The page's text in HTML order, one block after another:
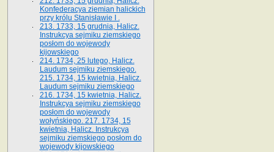
Konfederacya ziemian halickich
przy królu Stanisławie I .
213. 1733, 15 grudnia, Halicz.
Instrukcya sejmiku ziemskiego
posłom do wojewody
kijowskiego
214. 1734, 25 lutego, Halicz.
Laudum sejmiku ziemskiego.
215. 1734, 15 kwietnia, Halicz.
Laudum sejmiku ziemskiego
216. 1734, 15 kwietnia, Halicz.
Instrukcya sejmiku ziemskiego
posłom do wojewody
wołyńskiego. 217. 1734, 15
kwietnia, Halicz. Instrukcya
sejmiku ziemskiego posłom do
wojewody kijowskiego